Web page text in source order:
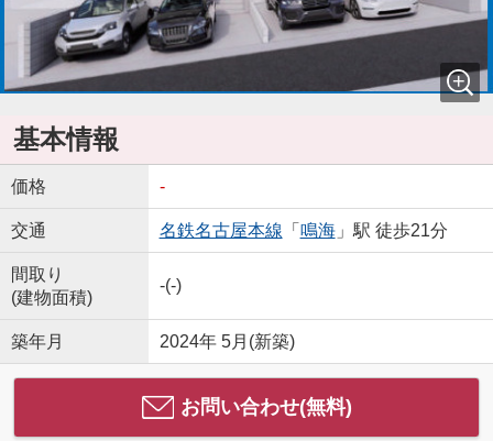
基本情報
価格 -
交通 名鉄名古屋本線 「 鳴海」駅 徒歩21分
間取り
(建物面積)
-(-)
築年月 2024年 5月(新築)
お問い合わせ(無料)